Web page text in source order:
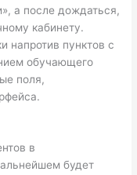
а после дождаться,
кабинету.
напротив пунктов с
обучающего
поля,
в
будет